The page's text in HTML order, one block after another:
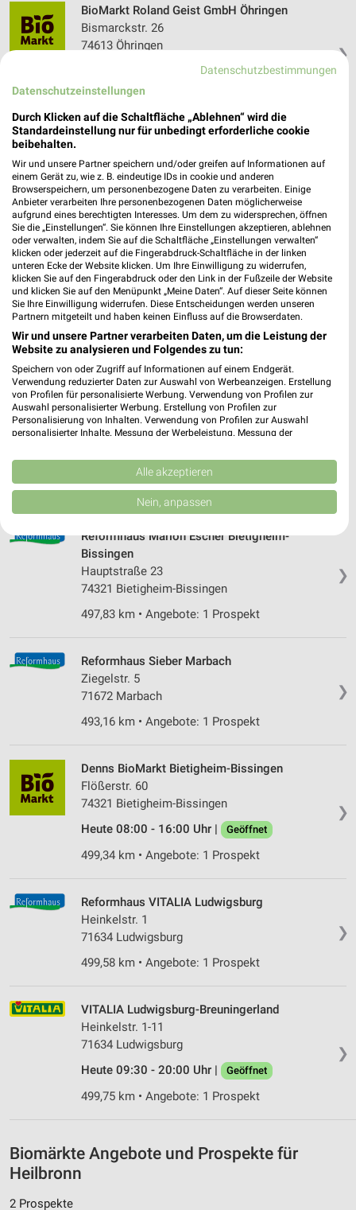
❯
BioMarkt Roland Geist GmbH Öhringen
Bismarckstr. 26
74613 Öhringen
Heute 08:00 - 16:00 Uhr | Geöffnet
459,31 km • Angebote: 1 Prospekt
Zwingenburgstr. 2
74821 Mosbach
Heute 08:00 - 20:00 Uhr | Geöffnet
463,82 km • Angebote: 1 Prospekt
Vita Nova Reformhaus Marion Escher
Bietigheim-Bissingen
Hauptstraße 23
74321 Bietigheim-Bissingen
Heute 08:30 - 14:00 Uhr | Geschlossen
497,13 km
❯
Reformhaus Merian Mosbach
74821 Mosbach
461,37 km • Angebote: 1 Prospekt
❯
Reformhaus Marion Escher Bietigheim-
Bissingen
Hauptstraße 23
74321 Bietigheim-Bissingen
497,83 km • Angebote: 1 Prospekt
❯
Reformhaus Sieber Marbach
Ziegelstr. 5
71672 Marbach
493,16 km • Angebote: 1 Prospekt
❯
Denns BioMarkt Bietigheim-Bissingen
Flößerstr. 60
74321 Bietigheim-Bissingen
Heute 08:00 - 16:00 Uhr |
Geöffnet
499,34 km • Angebote: 1 Prospekt
❯
Reformhaus VITALIA Ludwigsburg
Heinkelstr. 1
71634 Ludwigsburg
499,58 km • Angebote: 1 Prospekt
❯
VITALIA Ludwigsburg-Breuningerland
Heinkelstr. 1-11
71634 Ludwigsburg
Heute 09:30 - 20:00 Uhr |
Geöffnet
499,75 km • Angebote: 1 Prospekt
Biomärkte Angebote und Prospekte für
Heilbronn
2 Prospekte
Datenschutzbestimmungen
Datenschutzeinstellungen
Durch Klicken auf die Schaltfläche „Ablehnen“ wird die
Standardeinstellung nur für unbedingt erforderliche cookie
beibehalten.
Wir und unsere Partner speichern und/oder greifen auf Informationen auf
einem Gerät zu, wie z. B. eindeutige IDs in cookie und anderen
Browserspeichern, um personenbezogene Daten zu verarbeiten. Einige
Anbieter verarbeiten Ihre personenbezogenen Daten möglicherweise
aufgrund eines berechtigten Interesses. Um dem zu widersprechen, öffnen
Sie die „Einstellungen“. Sie können Ihre Einstellungen akzeptieren, ablehnen
oder verwalten, indem Sie auf die Schaltfläche „Einstellungen verwalten“
klicken oder jederzeit auf die Fingerabdruck-Schaltfläche in der linken
unteren Ecke der Website klicken. Um Ihre Einwilligung zu widerrufen,
klicken Sie auf den Fingerabdruck oder den Link in der Fußzeile der Website
und klicken Sie auf den Menüpunkt „Meine Daten“. Auf dieser Seite können
Sie Ihre Einwilligung widerrufen. Diese Entscheidungen werden unseren
Partnern mitgeteilt und haben keinen Einfluss auf die Browserdaten.
Wir und unsere Partner verarbeiten Daten, um die Leistung der
Website zu analysieren und Folgendes zu tun:
Speichern von oder Zugriff auf Informationen auf einem Endgerät.
Verwendung reduzierter Daten zur Auswahl von Werbeanzeigen. Erstellung
von Profilen für personalisierte Werbung. Verwendung von Profilen zur
Auswahl personalisierter Werbung. Erstellung von Profilen zur
Personalisierung von Inhalten. Verwendung von Profilen zur Auswahl
personalisierter Inhalte. Messung der Werbeleistung. Messung der
Kombinationen von Daten aus verschiedenen Quellen. Entwicklung und
Verbesserung der Angebote. Verwendung reduzierter Daten zur Auswahl
von Inhalten.
Daten können außerhalb der Europäischen Union weitergegeben und in die
USA gesendet werden.
Website/App.
Partnerliste anzeigen (1 IAB-Anbieter)
Wir nutzen Ihre Daten für folgende Zwecke:
Speichern von oder Zugriff auf Informationen
Verwendung reduzierter Daten zur Auswahl von
Werbeanzeigen
Erstellung von Profilen für personalisierte
Verwendung von Profilen zur Auswahl
personalisierter Werbung
Erstellung von Profilen zur Personalisierung
von Inhalten
Verwendung von Profilen zur Auswahl
Messung der Werbeleistung
Messung der Performance von Inhalten
Analyse von Zielgruppen durch Statistiken oder
Entwicklung und Verbesserung der Angebote
IAB-Besonderheiten:
Geräte anhand von aktiv angeforderten
Informationen identifizieren
Nicht-IAB-Verarbeitungszwecke:
Alle akzeptieren
Nein, anpassen